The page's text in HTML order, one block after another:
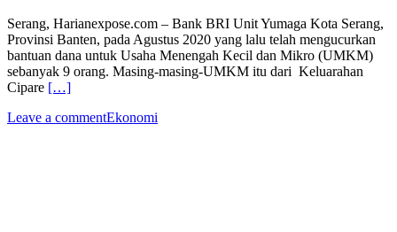
Serang, Harianexpose.com – Bank BRI Unit Yumaga Kota Serang,
Provinsi Banten, pada Agustus 2020 yang lalu telah mengucurkan
bantuan dana untuk Usaha Menengah Kecil dan Mikro (UMKM)
sebanyak 9 orang. Masing-masing-UMKM itu dari Keluarahan
Cipare […]
Leave a commentEkonomi